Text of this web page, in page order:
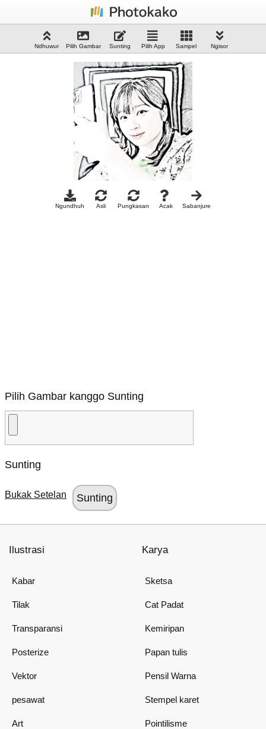
Ndhuwur Pilih Gambar Sunting Pilih App Sampel Ngisor
Ngundhuh Asli Pungkasan Acak Sabanjure
Pilih Gambar kanggo Sunting
Sunting
Bukak Setelan
Ilustrasi
Kabar
Tilak
Transparansi
Posterize
Vektor
pesawat
Art
Karya
Sketsa
Cat Padat
Kemiripan
Papan tulis
Pensil Warna
Stempel karet
Pointilisme